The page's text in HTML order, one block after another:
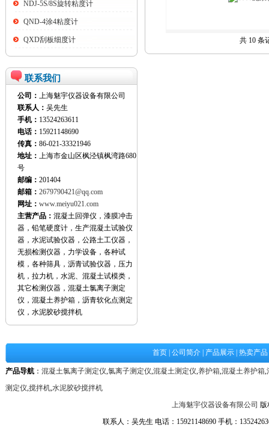
NDJ-5S/8S旋转粘度计
QND-4涂4粘度计
QXD刮板细度计
联系我们
公司： 上海魅宇仪器设备有限公司
联系人： 吴先生
手机： 13524263611
电话： 15921148690
传真： 86-021-33321946
地址： 上海市金山区枫泾镇枫湾路680
号
邮编： 201404
邮箱： 2679790421@qq.com
网址： www.meiyu021.com
主营产品： 混凝土回弹仪，漆膜冲击
器，铅笔硬度计，生产混凝土试验仪
器，水泥试验仪器，公路土工仪器，
无损检测仪器，力学设备，各种试
模，各种筛具，沥青试验仪器，压力
机，拉力机，水泥、混凝土试模类，
其它检测仪器，混凝土氯离子测定
仪，混凝土养护箱，沥青软化点测定
仪，水泥胶砂搅拌机
共 10 条
首页 公司简介 产品展示 热卖产品
产品导航 ： 混凝土氯离子测定仪,氯离子测定仪,混凝土测定仪,养护箱,混凝土养护箱,
测定仪,搅拌机,水泥胶砂搅拌机
上海魅宇仪器设备有限公司 版
联系人：吴先生 电话：15921148690 手机：